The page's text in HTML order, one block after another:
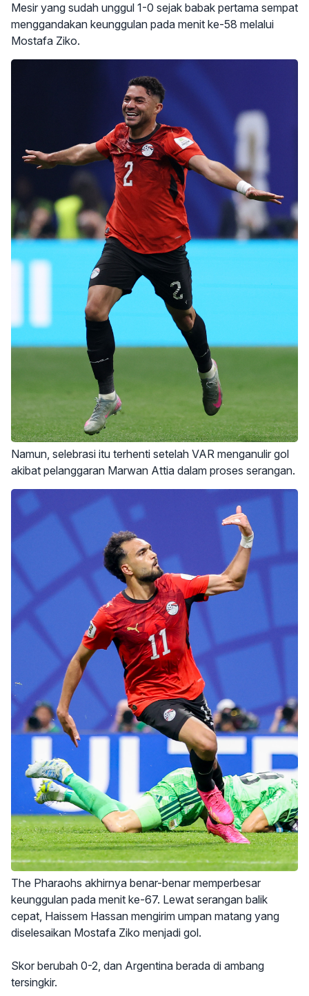
Mesir yang sudah unggul 1-0 sejak babak pertama sempat
menggandakan keunggulan pada menit ke-58 melalui
Mostafa Ziko.
Namun, selebrasi itu terhenti setelah VAR menganulir gol
akibat pelanggaran Marwan Attia dalam proses serangan.
The Pharaohs akhirnya benar-benar memperbesar
keunggulan pada menit ke-67. Lewat serangan balik
cepat, Haissem Hassan mengirim umpan matang yang
diselesaikan Mostafa Ziko menjadi gol.
Skor berubah 0-2, dan Argentina berada di ambang
tersingkir.